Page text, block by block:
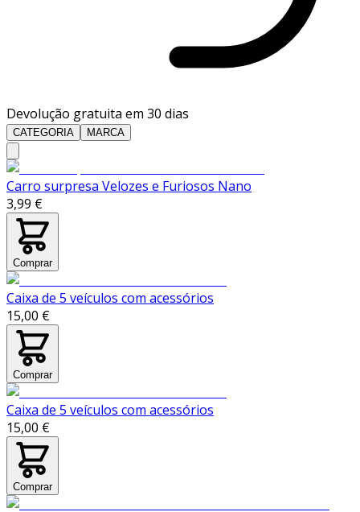
Devolução gratuita em 30 dias
CATEGORIA MARCA
Carro surpresa Velozes e Furiosos Nano
3,99 €
Comprar
Caixa de 5 veículos com acessórios
15,00 €
Comprar
Caixa de 5 veículos com acessórios
15,00 €
Comprar